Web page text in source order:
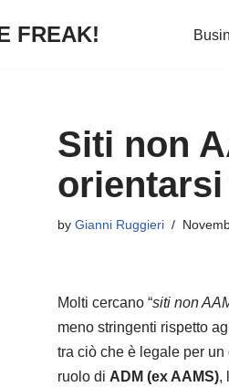
FREAK!
Siti non
by Gianni Ruggieri
Molti cercano “siti non
meno stringenti rispetto
tra ciò che è legale per
ruolo di ADM (ex AAMS),